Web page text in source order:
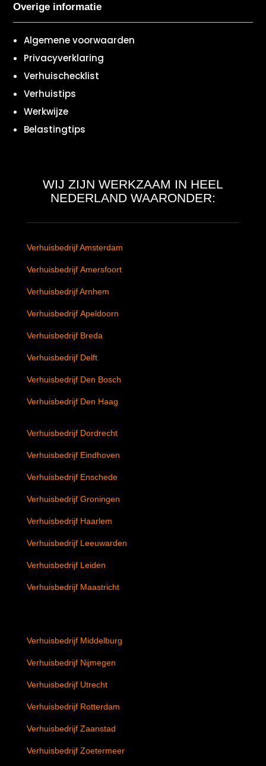
Overige informatie
Algemene voorwaarden
Privacyverklaring
Verhuischecklist
Verhuistips
Werkwijze
Belastingtips
WIJ ZIJN WERKZAAM IN HEEL
NEDERLAND WAARONDER:
Verhuisbedrijf Amsterdam
Verhuisbedrijf Amersfoort
Verhuisbedrijf Arnhem
Verhuisbedrijf Apeldoorn
Verhuisbedrijf Breda
Verhuisbedrijf Delft
Verhuisbedrijf Den Bosch
Verhuisbedrijf Den Haag
Verhuisbedrijf Dordrecht
Verhuisbedrijf Eindhoven
Verhuisbedrijf Enschede
Verhuisbedrijf Groningen
Verhuisbedrijf Haarlem
Verhuisbedrijf Leeuwarden
Verhuisbedrijf Leiden
Verhuisbedrijf Maastricht
Verhuisbedrijf Middelburg
Verhuisbedrijf Nijmegen
Verhuisbedrijf Utrecht
Verhuisbedrijf Rotterdam
Verhuisbedrijf Zaanstad
Verhuisbedrijf Zoetermeer